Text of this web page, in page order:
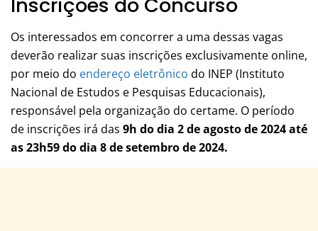
Os interessados em concorrer a uma dessas vagas
deverão realizar suas inscrições exclusivamente online,
por meio do endereço eletrônico do INEP (Instituto
Nacional de Estudos e Pesquisas Educacionais),
responsável pela organização do certame. O período
de inscrições irá das 9h do dia 2 de agosto de 2024até
as 23h59 do dia 8 de setembro de 2024.